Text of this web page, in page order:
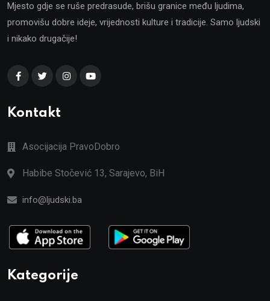
Mjesto gdje se ruše predrasude, brišu granice među ljudima,
promovišu dobre ideje, vrijednosti kulture i tradicije. Samo ljudski
i nikako drugačije!
Kontakt
Asocijacija PravoDobro
Habibe Stočević 13, Sarajevo, BiH
info@ljudski.ba
Kategorije